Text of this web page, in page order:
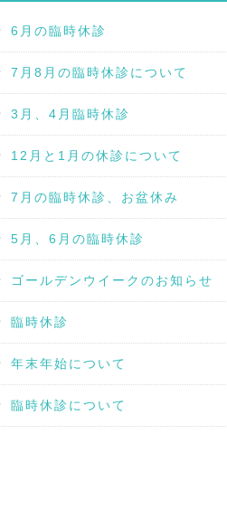
6月の臨時休診
7月8月の臨時休診について
3月、4月臨時休診
12月と1月の休診について
7月の臨時休診、お盆休み
5月、6月の臨時休診
ゴールデンウイークのお知らせ
臨時休診
年末年始について
臨時休診について